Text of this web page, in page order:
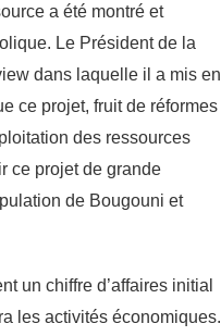
a été montré et
Le Président de la
dans laquelle il a mis en
ce projet, fruit de réformes
des ressources
ce projet de grande
de Bougouni et
un chiffre d’affaires initial
les activités économiques.